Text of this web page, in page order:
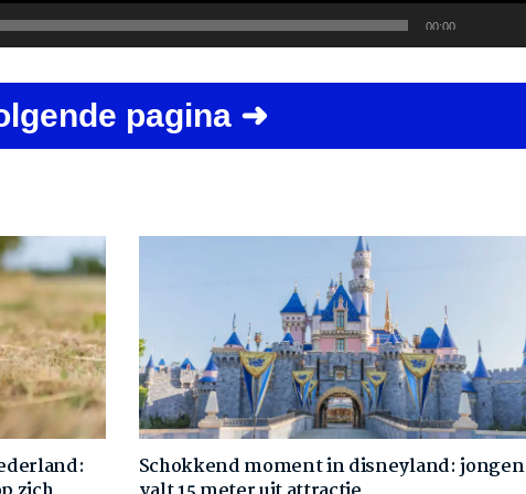
Total
00:00
pagina ➜
Schokkend moment in disneyland: jongen